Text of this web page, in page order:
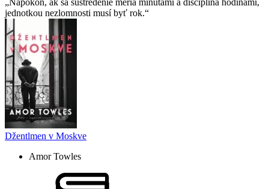
Napokon, ak sa sústredenie meria minútami a disciplína hodinami,
jednotkou nezlomnosti musí byť rok.
Džentlmen v Moskve
Amor Towles